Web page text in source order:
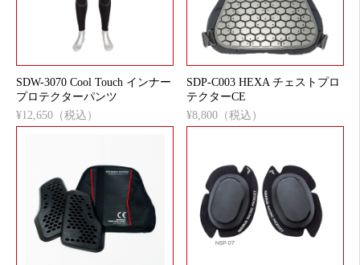
SDW-3070 Cool Touch インナー
プロテクターパンツ
¥12,650（税込）
SDP-C003 HEXA チェストプロ
テクターCE
¥8,800（税込）